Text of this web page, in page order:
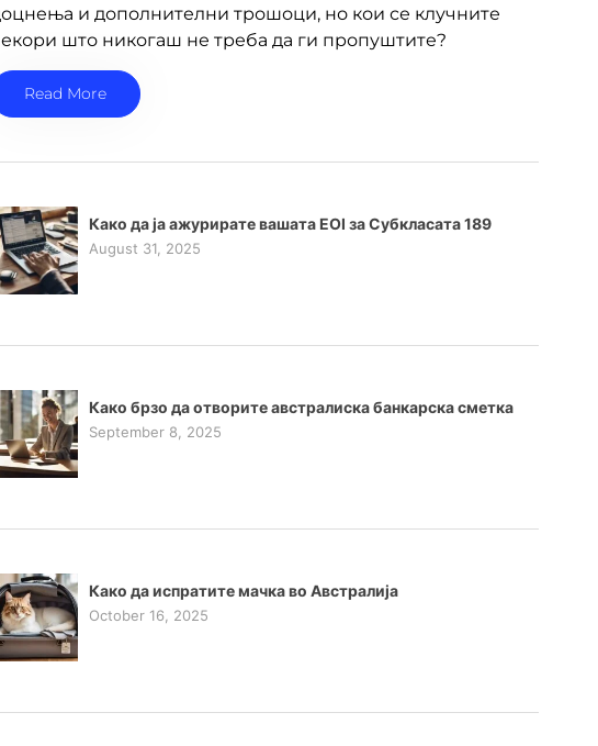
и дополнителни трошоци, но кои се клучните
што никогаш не треба да ги пропуштите?
Read More
Како да ја ажурирате вашата EOI за Субкласата 189
August 31, 2025
Како брзо да отворите австралиска банкарска сметка
September 8, 2025
Како да испратите мачка во Австралија
October 16, 2025